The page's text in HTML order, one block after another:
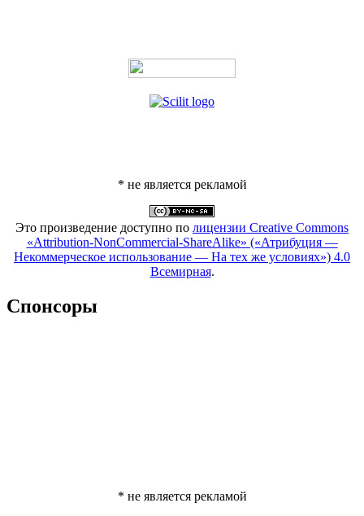
* не является рекламой
Это произведение доступно по лицензии Creative Commons
«Attribution-NonCommercial-ShareAlike» («Атрибуция —
Некоммерческое использование — На тех же условиях») 4.0
Всемирная.
Спонсоры
* не является рекламой